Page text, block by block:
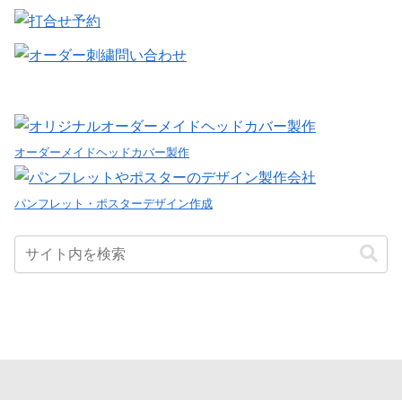
オーダーメイドヘッドカバー製作
パンフレット・ポスターデザイン作成